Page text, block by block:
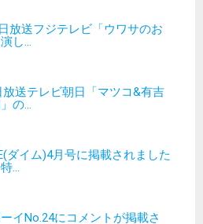
放送フジテレビ「ウワサのお
し...
放送テレビ朝日「マツコ&有吉
の...
ダイム)4月号に掲載されました
...
イNo.24にコメントが掲載さ